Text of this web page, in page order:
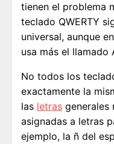
tienen el problema
teclado QWERTY
universal, aunque
usa más el llamado
No todos los
exactamente la
las letras generales
asignadas a letras
ejemplo, la ñ del